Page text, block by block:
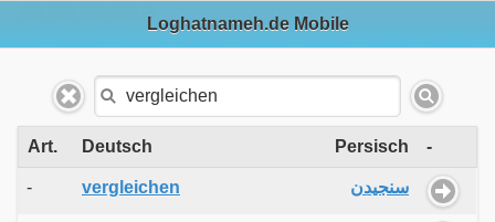
Loghatnameh.de Mobile
Art. Deutsch Persisch -
- vergleichen سنجیدن